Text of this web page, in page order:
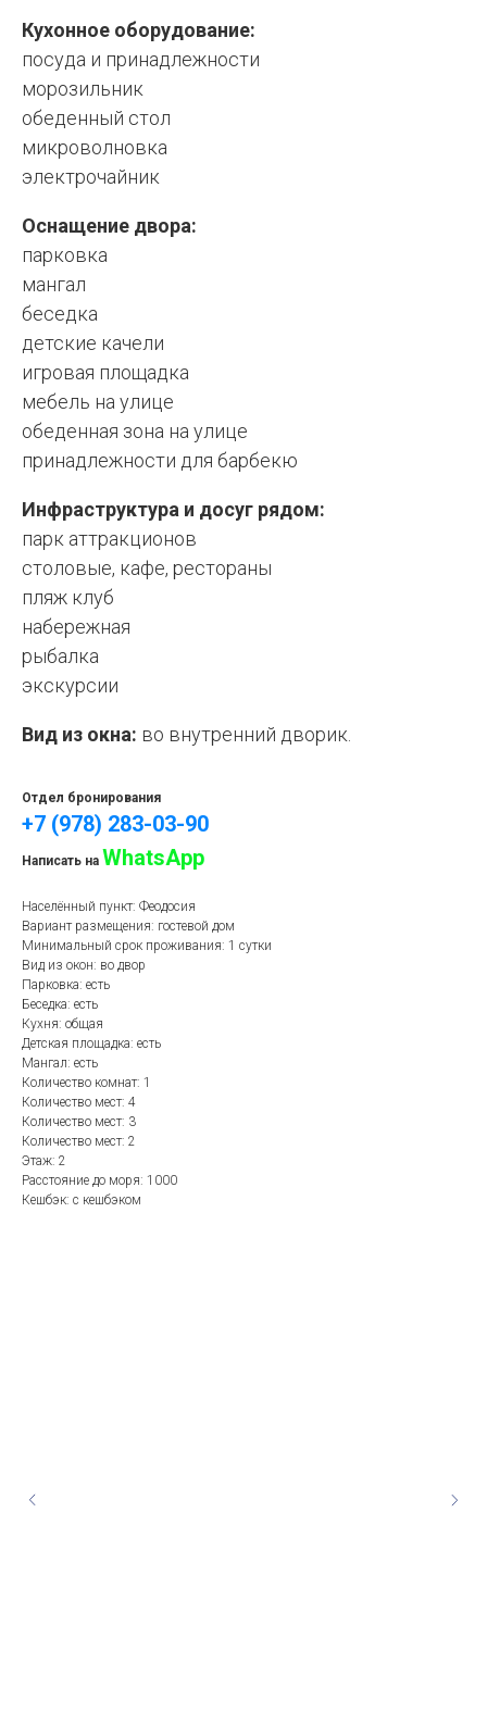
Кухонное оборудование:
посуда и принадлежности
морозильник
обеденный стол
микроволновка
электрочайник
Оснащение двора:
парковка
мангал
беседка
детские качели
игровая площадка
мебель на улице
обеденная зона на улице
принадлежности для барбекю
Инфраструктура и досуг рядом:
парк аттракционов
столовые, кафе, рестораны
пляж клуб
набережная
рыбалка
экскурсии
Вид из окна: во внутренний дворик.
Отдел бронирования
+7 (978) 283-03-90
Написать на WhatsApp
Населённый пункт: Феодосия
Вариант размещения: гостевой дом
Минимальный срок проживания: 1 сутки
Вид из окон: во двор
Парковка: есть
Беседка: есть
Кухня: общая
Детская площадка: есть
Мангал: есть
Количество комнат: 1
Количество мест: 4
Количество мест: 3
Количество мест: 2
Этаж: 2
Расстояние до моря: 1000
Кешбэк: с кешбэком